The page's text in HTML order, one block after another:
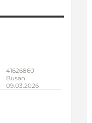
41626860
Busan
09.03.2026